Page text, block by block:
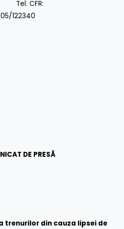
122340
DE PRESĂ
trenurilor din cauza lipsei de